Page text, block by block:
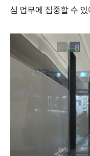
심 업무에 집중할 수